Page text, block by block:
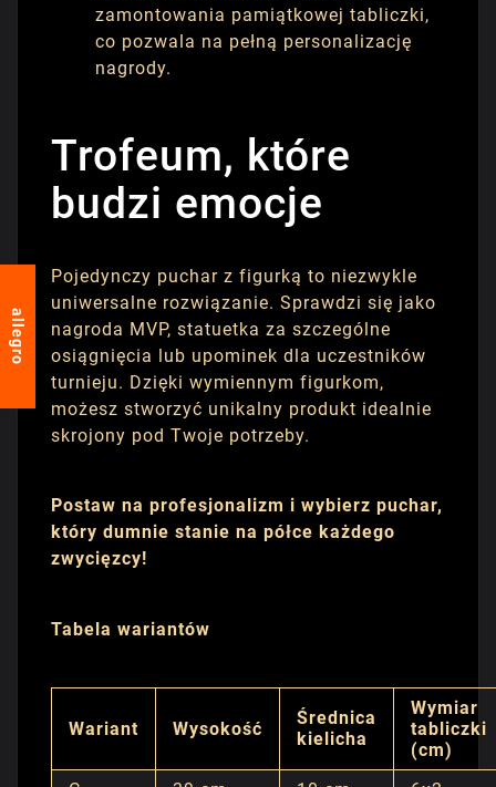
zamontowania pamiątkowej tabliczki,
co pozwala na pełną personalizację
nagrody.
Trofeum, które
budzi emocje
Pojedynczy puchar z figurką to niezwykle
uniwersalne rozwiązanie. Sprawdzi się jako
nagroda MVP, statuetka za szczególne
osiągnięcia lub upominek dla uczestników
turnieju. Dzięki wymiennym figurkom,
możesz stworzyć unikalny produkt idealnie
skrojony pod Twoje potrzeby.
Postaw na profesjonalizm i wybierz puchar,
który dumnie stanie na półce każdego
zwycięzcy!
Tabela wariantów
Wariant Wysokość
Średnica
kielicha
Wymiar
tabliczki
(cm)
allegro